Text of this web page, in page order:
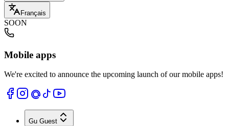
Français
SOON
Mobile apps
We're excited to announce the upcoming launch of our mobile apps!
Gu Guest